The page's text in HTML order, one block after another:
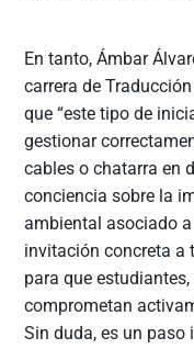
En tanto, Ámbar
carrera de
que “este tipo de
gestionar
cables o chatarra en
conciencia sobre la
ambiental asociado
invitación concreta a
para que
comprometan
Sin duda, es un